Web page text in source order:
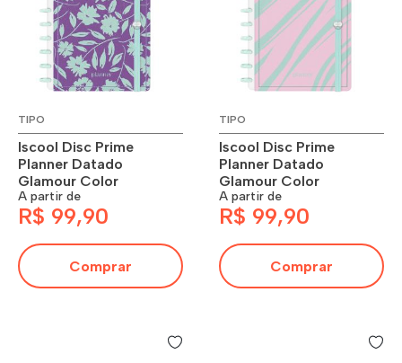
TIPO
Iscool Disc Prime
Planner Datado
Glamour Color
A partir de
R$ 99,90
Comprar
TIPO
Iscool Disc Prime
Planner Datado
Glamour Color
A partir de
R$ 99,90
Comprar